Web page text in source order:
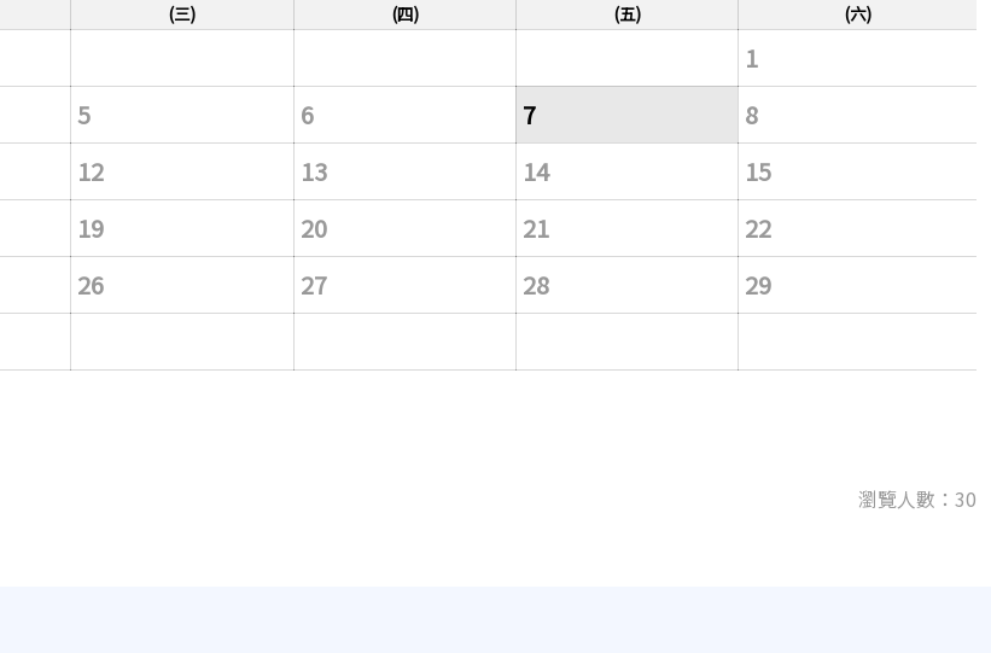
(三) (四) (五) (六)
1
5 6 7
8
12 13 14
15
19 20 21
22
26 27 28
29
瀏覽人數：30